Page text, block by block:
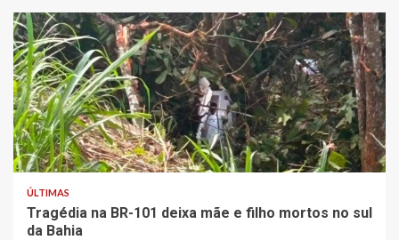
2 min read
ÚLTIMAS
Tragédia na BR-101 deixa mãe e filho mortos no sul
da Bahia